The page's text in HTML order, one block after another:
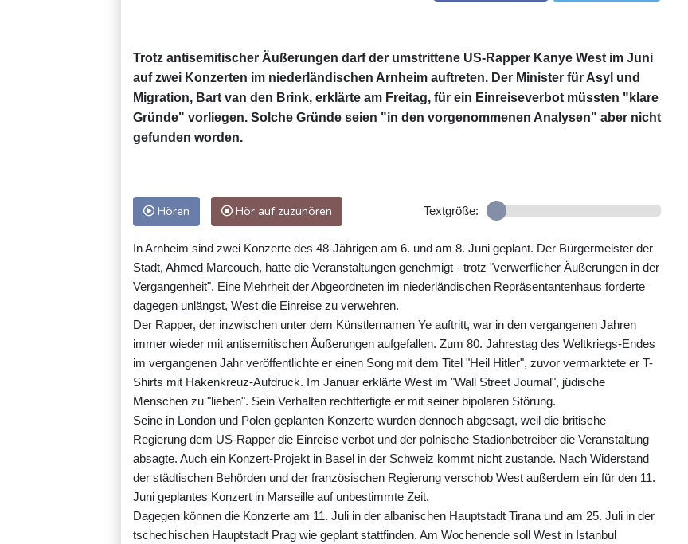
Trotz antisemitischer Äußerungen darf der umstrittene US-Rapper Kanye West im Juni
auf zwei Konzerten im niederländischen Arnheim auftreten. Der Minister für Asyl und
Migration, Bart van den Brink, erklärte am Freitag, für ein Einreiseverbot müssten "klare
Gründe" vorliegen. Solche Gründe seien "in den vorgenommenen Analysen" aber nicht
gefunden worden.
Hören Hör auf zuzuhören Textgröße:
In Arnheim sind zwei Konzerte des 48-Jährigen am 6. und am 8. Juni geplant. Der Bürgermeister der
Stadt, Ahmed Marcouch, hatte die Veranstaltungen genehmigt - trotz "verwerflicher Äußerungen in der
Vergangenheit". Eine Mehrheit der Abgeordneten im niederländischen Repräsentantenhaus forderte
dagegen unlängst, West die Einreise zu verwehren.
Der Rapper, der inzwischen unter dem Künstlernamen Ye auftritt, war in den vergangenen Jahren
immer wieder mit antisemitischen Äußerungen aufgefallen. Zum 80. Jahrestag des Weltkriegs-Endes
im vergangenen Jahr veröffentlichte er einen Song mit dem Titel "Heil Hitler", zuvor vermarktete er T-
Shirts mit Hakenkreuz-Aufdruck. Im Januar erklärte West im "Wall Street Journal", jüdische
Menschen zu "lieben". Sein Verhalten rechtfertigte er mit seiner bipolaren Störung.
Seine in London und Polen geplanten Konzerte wurden dennoch abgesagt, weil die britische
Regierung dem US-Rapper die Einreise verbot und der polnische Stadionbetreiber die Veranstaltung
absagte. Auch ein Konzert-Projekt in Basel in der Schweiz kommt nicht zustande. Nach Widerstand
der städtischen Behörden und der französischen Regierung verschob West außerdem ein für den 11.
Juni geplantes Konzert in Marseille auf unbestimmte Zeit.
Dagegen können die Konzerte am 11. Juli in der albanischen Hauptstadt Tirana und am 25. Juli in der
tschechischen Hauptstadt Prag wie geplant stattfinden. Am Wochenende soll West in Istanbul